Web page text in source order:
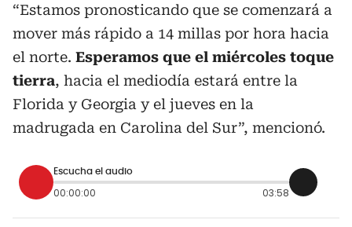
“Estamos pronosticando que se comenzará a
mover más rápido a 14 millas por hora hacia
el norte. Esperamos que el miércoles toque
tierra, hacia el mediodía estará entre la
Florida y Georgia y el jueves en la
madrugada en Carolina del Sur”, mencionó.
Escucha el audio
00:00:00 03:58